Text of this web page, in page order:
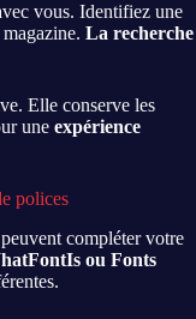
vous. Identifiez une
La recherche
Elle conserve les
une expérience
polices
compléter votre
ou Fonts